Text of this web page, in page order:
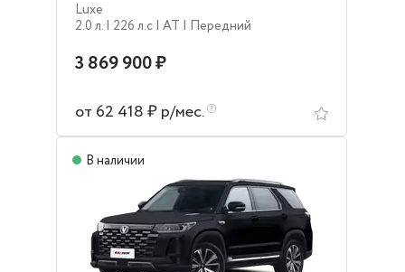
Luxe
2.0 л. | 226 л.c | AT | Передний
3 869 900 ₽
от 62 418 ₽ р/мес.
В наличии